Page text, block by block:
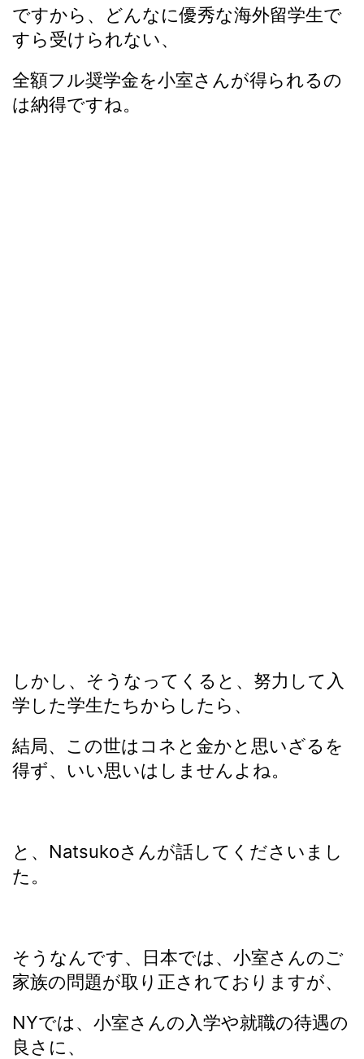
ですから、どんなに優秀な海外留学生で
すら受けられない、
全額フル奨学金を小室さんが得られるの
は納得ですね。
しかし、そうなってくると、努力して入
学した学生たちからしたら、
結局、この世はコネと金かと思いざるを
得ず、いい思いはしませんよね。
と、Natsukoさんが話してくださいまし
た。
そうなんです、日本では、小室さんのご
家族の問題が取り正されておりますが、
NYでは、小室さんの入学や就職の待遇の
良さに、